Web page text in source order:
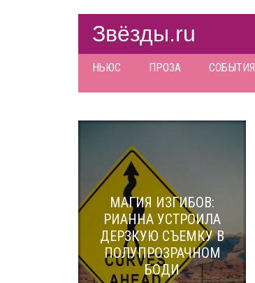
Звёзды.ru
НЬЮС ПРОЗА СОБЫТИЯ
МАГИЯ ИЗГИБОВ:
РИАННА УСТРОИЛА
ДЕРЗКУЮ СЪЕМКУ В
ПОЛУПРОЗРАЧНОМ
БОДИ